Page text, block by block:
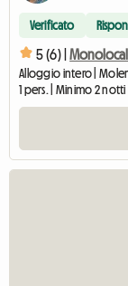
Verificato
5 (6) |
Alloggio intero |
1 pers. | Minimo 2 notti